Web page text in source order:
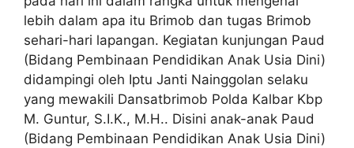
lebih dalam apa itu Brimob dan tugas Brimob
sehari-hari lapangan. Kegiatan kunjungan Paud
(Bidang Pembinaan Pendidikan Anak Usia Dini)
didampingi oleh Iptu Janti Nainggolan selaku
yang mewakili Dansatbrimob Polda Kalbar Kbp
M. Guntur, S.I.K., M.H.. Disini anak-anak Paud
(Bidang Pembinaan Pendidikan Anak Usia Dini)